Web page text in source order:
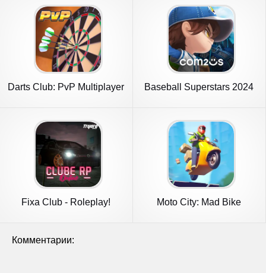
Darts Club: PvP Multiplayer Baseball Superstars 2024
Fixa Club - Roleplay!
Moto City: Mad Bike
Комментарии: